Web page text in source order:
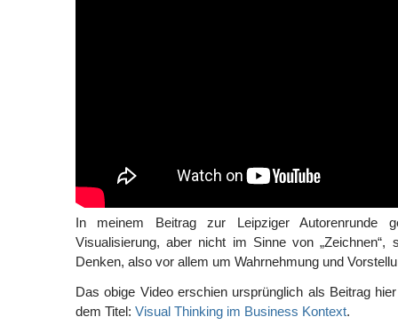
In meinem Beitrag zur Leipziger Autorenrunde
Visualisierung, aber nicht im Sinne von „Zeichnen“,
Denken, also vor allem um Wahrnehmung und
Das obige Video erschien ursprünglich als Beitrag
dem Titel: Visual Thinking im Business Kontext.